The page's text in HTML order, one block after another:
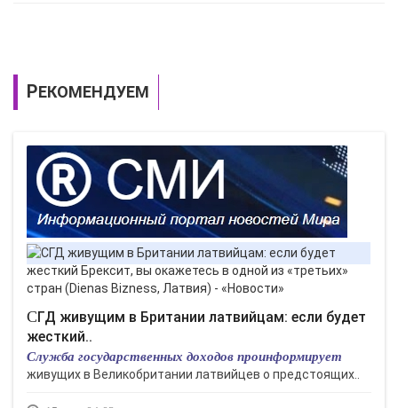
РЕКОМЕНДУЕМ
СГД живущим в Британии латвийцам: если будет
жесткий..
Служба государственных доходов проинформирует
живущих в Великобритании латвийцев о предстоящих..